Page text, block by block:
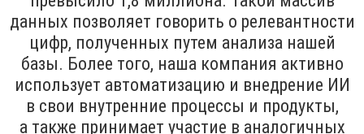
данных позволяет говорить о релевантности
цифр, полученных путем анализа нашей
базы. Более того, наша компания активно
использует автоматизацию и внедрение ИИ
в свои внутренние процессы и продукты,
а также принимает участие в аналогичных